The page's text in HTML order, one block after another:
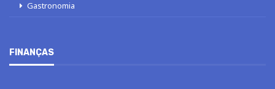
Gastronomia
FINANÇAS